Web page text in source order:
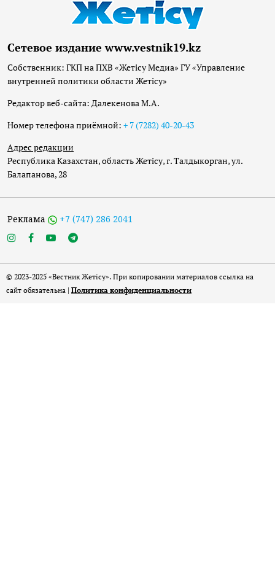
Сетевое издание www.vestnik19.kz
Собственник: ГКП на ПХВ «Жетісу Медиа» ГУ «Управление
внутренней политики области Жетісу»
Редактор веб-сайта: Далекенова М.А.
Номер телефона приёмной: + 7 (7282) 40-20-43
Адрес редакции
Республика Казахстан, область Жетісу, г. Талдыкорган, ул.
Балапанова, 28
Реклама +7 (747) 286 2041
© 2023-2025 «Вестник Жетісу». При копировании материалов ссылка на
сайт обязательна | Политика конфиденциальности